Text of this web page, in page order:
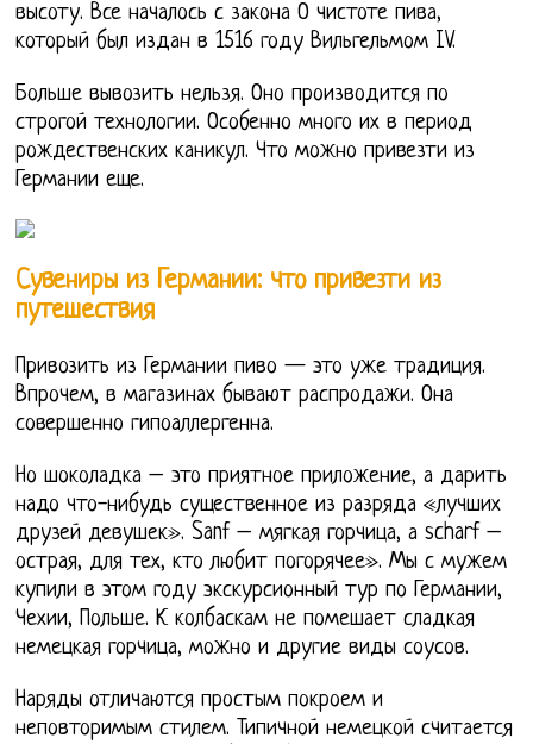
высоту. Все началось с закона О чистоте пива,
который был издан в 1516 году Вильгельмом IV.
Больше вывозить нельзя. Оно производится по
строгой технологии. Особенно много их в период
рождественских каникул. Что можно привезти из
Германии еще.
Сувениры из Германии: что привезти из
путешествия
Привозить из Германии пиво — это уже традиция.
Впрочем, в магазинах бывают распродажи. Она
совершенно гипоаллергенна.
Но шоколадка – это приятное приложение, а дарить
надо что-нибудь существенное из разряда «лучших
друзей девушек». Sanf – мягкая горчица, а scharf –
острая, для тех, кто любит погорячее». Мы с мужем
купили в этом году экскурсионный тур по Германии,
Чехии, Польше. К колбаскам не помешает сладкая
немецкая горчица, можно и другие виды соусов.
Наряды отличаются простым покроем и
неповторимым стилем. Типичной немецкой считается